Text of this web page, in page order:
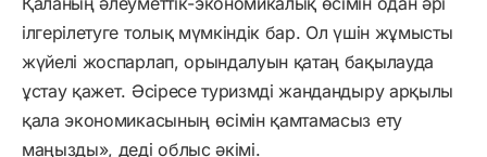
ілгерілетуге толық мүмкіндік бар. Ол үшін жұмысты
жүйелі жоспарлап, орындалуын қатаң бақылауда
ұстау қажет. Әсіресе туризмді жандандыру арқылы
қала экономикасының өсімін қамтамасыз ету
маңызды», деді облыс әкімі.